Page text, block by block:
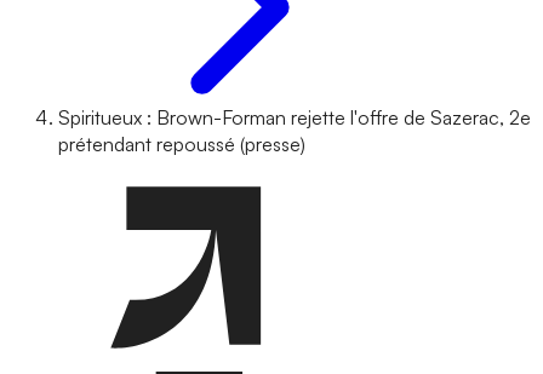
Spiritueux : Brown-Forman rejette l'offre de Sazerac, 2e
prétendant repoussé (presse)